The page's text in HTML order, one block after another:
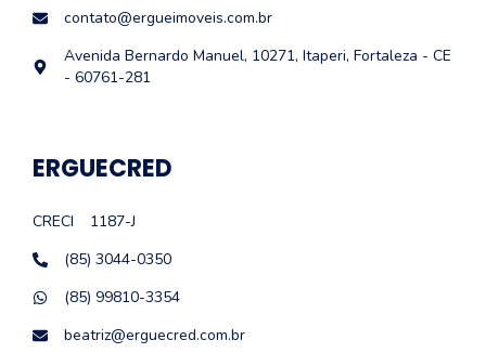
contato@ergueimoveis.com.br
Avenida Bernardo Manuel, 10271, Itaperi, Fortaleza - CE
- 60761-281
ERGUECRED
CRECI
1187-J
(85) 3044-0350
(85) 99810-3354
beatriz@erguecred.com.br